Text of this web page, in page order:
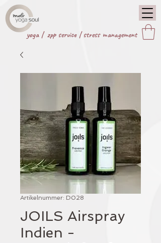
yoga | zpp service|stress management
Artikelnummer: D028
JOILS Airspray
Indien -